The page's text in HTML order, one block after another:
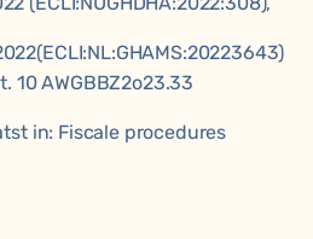
10 AWGBBZ2o23.33
in: Fiscale procedures